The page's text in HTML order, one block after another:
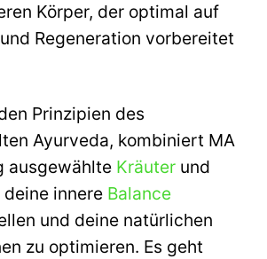
Körper, der optimal auf
Regeneration vorbereitet
Prinzipien des
Ayurveda, kombiniert MA
ausgewählte Kräuter und
innere Balance
und deine natürlichen
zu optimieren. Es geht